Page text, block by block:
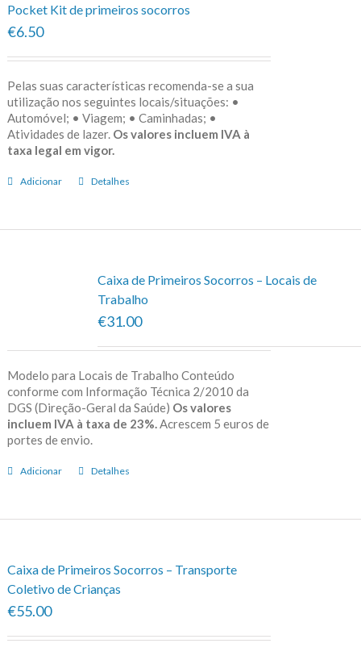
Pocket Kit de primeiros socorros
€6.50
Pelas suas características recomenda-se a sua
utilização nos seguintes locais/situações: •
Automóvel; • Viagem; • Caminhadas; •
Atividades de lazer. Os valores incluem IVA à
taxa legal em vigor.
Adicionar Detalhes
Caixa de Primeiros Socorros – Locais de
Trabalho
€31.00
Modelo para Locais de Trabalho Conteúdo
conforme com Informação Técnica 2/2010 da
DGS (Direção-Geral da Saúde) Os valores
incluem IVA à taxa de 23%. Acrescem 5 euros de
portes de envio.
Adicionar Detalhes
Caixa de Primeiros Socorros – Transporte
Coletivo de Crianças
€55.00